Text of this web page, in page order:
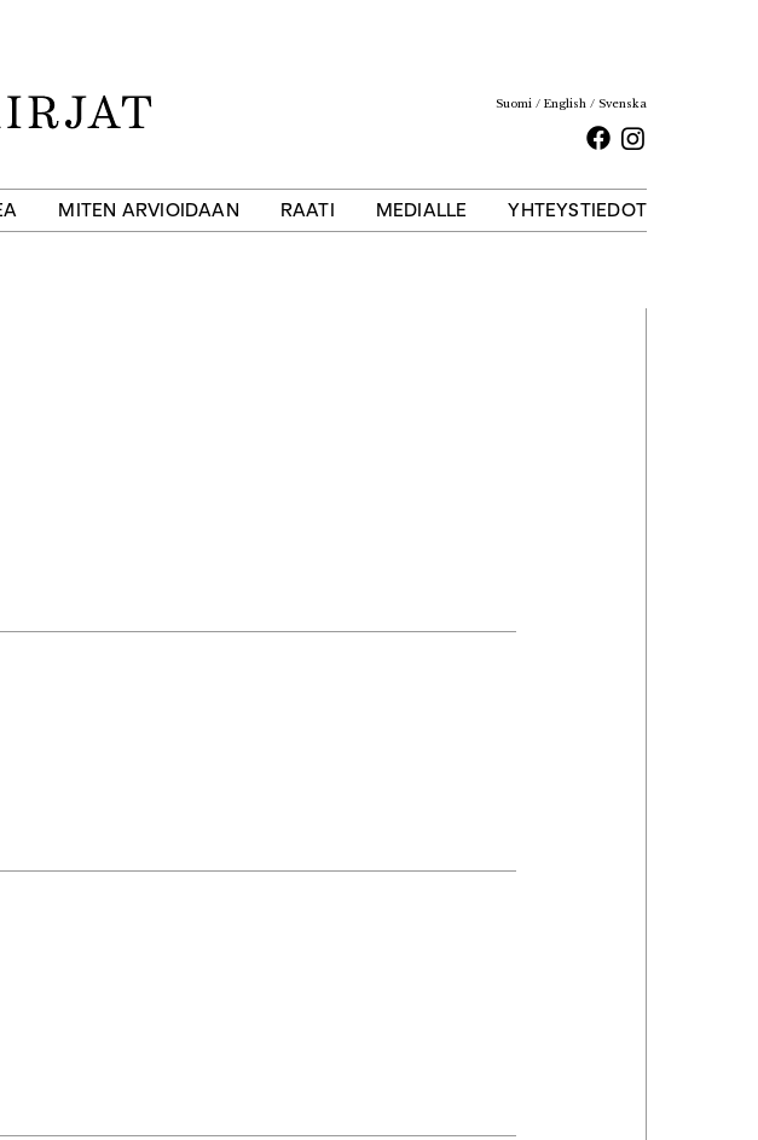
Suomi English Svenska
Facebook
MITEN ARVIOIDAAN RAATI MEDIALLE YHTEYSTIEDOT